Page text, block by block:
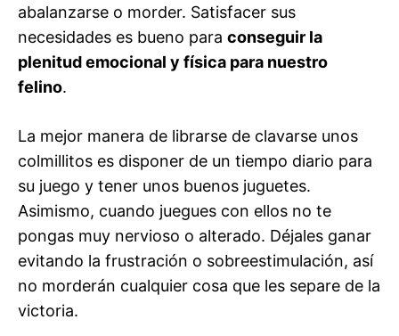
abalanzarse o morder. Satisfacer sus
necesidades es bueno para conseguir la
plenitud emocional y física para nuestro
felino.
La mejor manera de librarse de clavarse unos
colmillitos es disponer de un tiempo diario para
su juego y tener unos buenos juguetes.
Asimismo, cuando juegues con ellos no te
pongas muy nervioso o alterado. Déjales ganar
evitando la frustración o sobreestimulación, así
no morderán cualquier cosa que les separe de la
victoria.